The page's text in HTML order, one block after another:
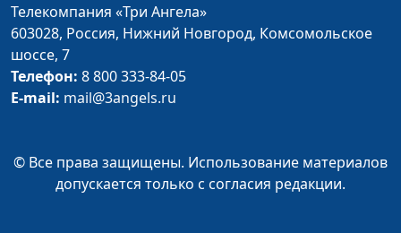
священнослужитель
Приблизилось Царство
Небесное
Завете
Александр Синицын,
священнослужитель
Телекомпания «Три Ангела»
603028, Россия, Нижний Новгород, Комсомольское
шоссе, 7
Телефон: 8 800 333-84-05
E-mail: mail@3angels.ru
© Все права защищены. Использование материалов
допускается только с согласия редакции.